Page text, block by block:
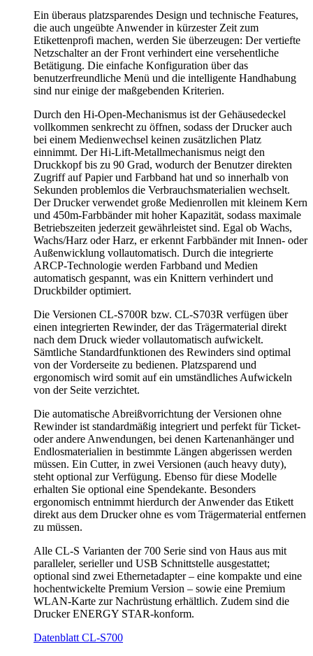
Ein überaus platzsparendes Design und technische Features,
die auch ungeübte Anwender in kürzester Zeit zum
Etikettenprofi machen, werden Sie überzeugen: Der vertiefte
Netzschalter an der Front verhindert eine versehentliche
Betätigung. Die einfache Konfiguration über das
benutzerfreundliche Menü und die intelligente Handhabung
sind nur einige der maßgebenden Kriterien.
Durch den Hi-Open-Mechanismus ist der Gehäusedeckel
vollkommen senkrecht zu öffnen, sodass der Drucker auch
bei einem Medienwechsel keinen zusätzlichen Platz
einnimmt. Der Hi-Lift-Metallmechanismus neigt den
Druckkopf bis zu 90 Grad, wodurch der Benutzer direkten
Zugriff auf Papier und Farbband hat und so innerhalb von
Sekunden problemlos die Verbrauchsmaterialien wechselt.
Der Drucker verwendet große Medienrollen mit kleinem Kern
und 450m-Farbbänder mit hoher Kapazität, sodass maximale
Betriebszeiten jederzeit gewährleistet sind. Egal ob Wachs,
Wachs/Harz oder Harz, er erkennt Farbbänder mit Innen- oder
Außenwicklung vollautomatisch. Durch die integrierte
ARCP-Technologie werden Farbband und Medien
automatisch gespannt, was ein Knittern verhindert und
Druckbilder optimiert.
Die Versionen CL-S700R bzw. CL-S703R verfügen über
einen integrierten Rewinder, der das Trägermaterial direkt
nach dem Druck wieder vollautomatisch aufwickelt.
Sämtliche Standardfunktionen des Rewinders sind optimal
von der Vorderseite zu bedienen. Platzsparend und
ergonomisch wird somit auf ein umständliches Aufwickeln
von der Seite verzichtet.
Die automatische Abreißvorrichtung der Versionen ohne
Rewinder ist standardmäßig integriert und perfekt für Ticket-
oder andere Anwendungen, bei denen Kartenanhänger und
Endlosmaterialien in bestimmte Längen abgerissen werden
müssen. Ein Cutter, in zwei Versionen (auch heavy duty),
steht optional zur Verfügung. Ebenso für diese Modelle
erhalten Sie optional eine Spendekante. Besonders
ergonomisch entnimmt hierdurch der Anwender das Etikett
direkt aus dem Drucker ohne es vom Trägermaterial entfernen
zu müssen.
Alle CL-S Varianten der 700 Serie sind von Haus aus mit
paralleler, serieller und USB Schnittstelle ausgestattet;
optional sind zwei Ethernetadapter – eine kompakte und eine
hochentwickelte Premium Version – sowie eine Premium
WLAN-Karte zur Nachrüstung erhältlich. Zudem sind die
Drucker ENERGY STAR-konform.
Datenblatt CL-S700